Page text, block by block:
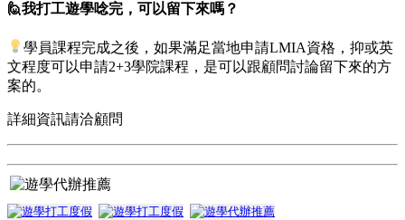
🙋我打工遊學唸完，可以留下來嗎？
學員課程完成之後，如果滿足當地申請LMIA資格，抑或英
文程度可以申請2+3學院課程，是可以跟顧問討論留下來的方
案的。
詳細資訊請洽顧問